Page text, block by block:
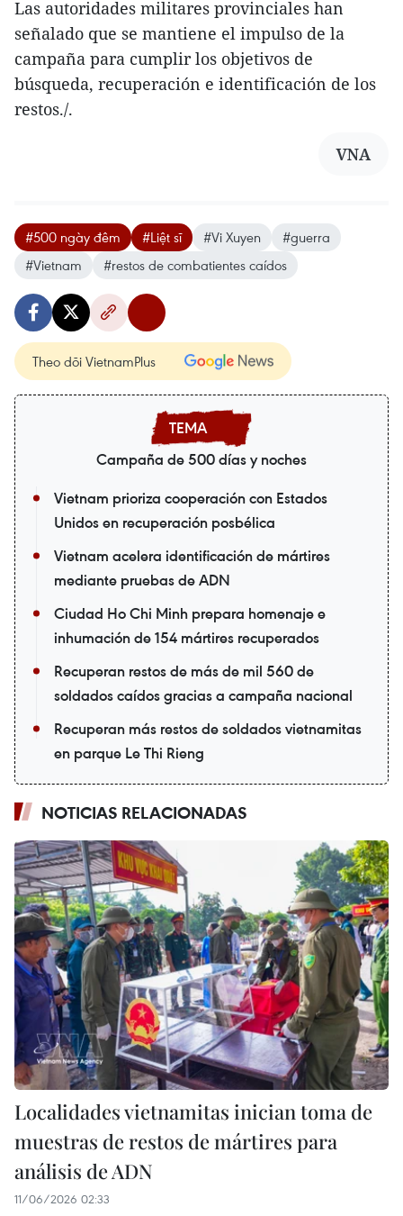
Las autoridades militares provinciales han
señalado que se mantiene el impulso de la
campaña para cumplir los objetivos de
búsqueda, recuperación e identificación de los
restos./.
VNA
#500 ngày đêm #Liệt sĩ #Vi Xuyen
#guerra
#Vietnam
#restos de combatientes caídos
Theo dõi VietnamPlus
Campaña de 500 días y noches
Vietnam prioriza cooperación con Estados
Unidos en recuperación posbélica
Vietnam acelera identificación de mártires
mediante pruebas de ADN
Ciudad Ho Chi Minh prepara homenaje e
inhumación de 154 mártires recuperados
Recuperan restos de más de mil 560 de
soldados caídos gracias a campaña nacional
Recuperan más restos de soldados vietnamitas
en parque Le Thi Rieng
NOTICIAS RELACIONADAS
Localidades vietnamitas inician toma de
muestras de restos de mártires para
análisis de ADN
11/06/2026 02:33